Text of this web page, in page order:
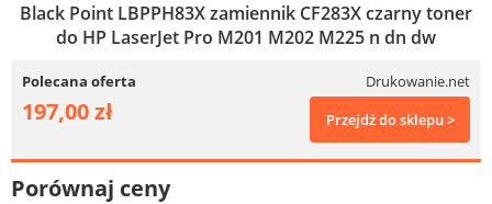
Black Point LBPPH83X zamiennik CF283X czarny toner
do HP LaserJet Pro M201 M202 M225 n dn dw
Polecana oferta Drukowanie.net
197,00 zł Przejdź do sklepu >
Porównaj ceny